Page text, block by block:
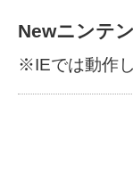
Newニンテ
※IEでは動作